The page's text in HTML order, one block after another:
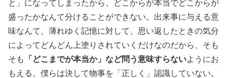
と」になってしまったから、どこからが本当でどこからが
盛ったかなんて分けることができない。出来事に与える意
味なんて、薄れゆく記憶に対して、思い返したときの気分
によってどんどん上塗りされていくだけなのだから、そも
そも
「どこまでが本当か」など問う意味すらないようにお
もえる。僕らは決して物事を「正しく」認識していない。